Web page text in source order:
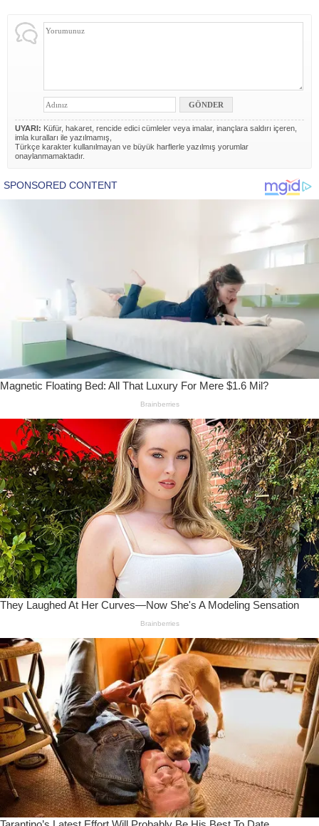
UYARI: Küfür, hakaret, rencide edici cümleler veya imalar, inançlara saldırı içeren,
imla kuralları ile yazılmamış,
Türkçe karakter kullanılmayan ve büyük harflerle yazılmış yorumlar
onaylanmamaktadır.